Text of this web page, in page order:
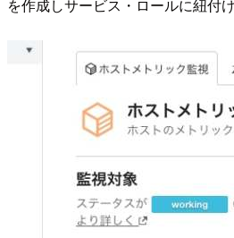
を作成しサービス・ロールに紐付